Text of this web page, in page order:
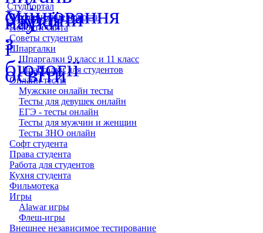
Студпортал
Студенческие новости
Новости сайта
Советы студентам
Шпаргалки
Шпаргалки 9 класс и 11 класс
Шпаргалки для студентов
Онлайн тесты
Мужские онлайн тесты
Тесты для девушек онлайн
ЕГЭ - тесты онлайн
Тесты для мужчин и женщин
Тесты ЗНО онлайн
Софт студента
Права студента
Работа для студентов
Кухня студента
Фильмотека
Игры
Alawar игры
Флеш-игры
Внешнее независимое тестирование